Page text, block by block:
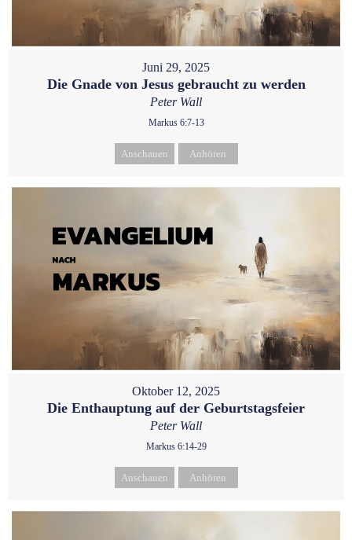
Juni 29, 2025
Die Gnade von Jesus gebraucht zu werden
Peter Wall
Markus 6:7-13
Anschauen Anhören
Oktober 12, 2025
Die Enthauptung auf der Geburtstagsfeier
Peter Wall
Markus 6:14-29
Anschauen Anhören